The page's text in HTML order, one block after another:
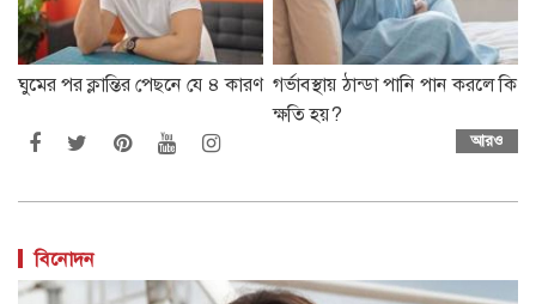
ঘুমের পর ক্লান্তির পেছনে যে ৪ কারণ গর্ভাবস্থায় ঠান্ডা পানি পান করলে কি
ক্ষতি হয়?
আরও
বিনোদন